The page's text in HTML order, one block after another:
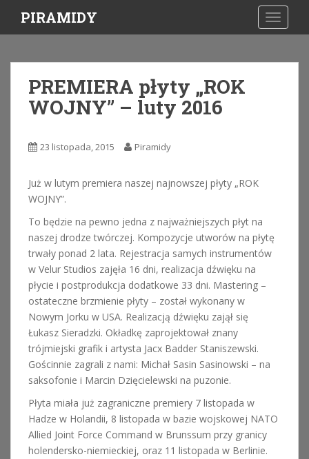
i
PIRAMIDY
PREMIERA płyty „ROK
WOJNY” – luty 2016
23 listopada, 2015 Piramidy
Już w lutym premiera naszej najnowszej płyty „ROK
WOJNY”.
To będzie na pewno jedna z najważniejszych płyt na
naszej drodze twórczej. Kompozycje utworów na płytę
trwały ponad 2 lata. Rejestracja samych instrumentów
w Velur Studios zajęła 16 dni, realizacja dźwięku na
płycie i postprodukcja dodatkowe 33 dni. Mastering –
ostateczne brzmienie płyty – został wykonany w
Nowym Jorku w USA. Realizacją dźwięku zajął się
Łukasz Sieradzki. Okładkę zaprojektował znany
trójmiejski grafik i artysta Jacx Badder Staniszewski.
Gościnnie zagrali z nami: Michał Sasin Sasinowski – na
saksofonie i Marcin Dzięcielewski na puzonie.
Płyta miała już zagraniczne premiery 7 listopada w
Hadze w Holandii, 8 listopada w bazie wojskowej NATO
Allied Joint Force Command w Brunssum przy granicy
holendersko-niemieckiej, oraz 11 listopada w Berlinie.